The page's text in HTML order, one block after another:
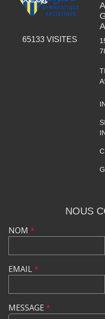
65133VISITES
NOUS
NOM *
EMAIL*
MESSAGE *